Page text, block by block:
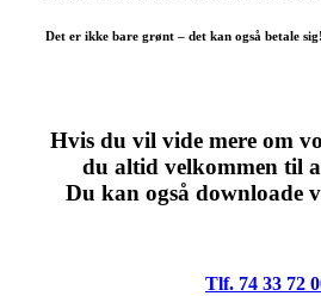
Det er ikke bare grønt – det kan også betale sig!
Hvis du vil vide mere om
du altid velkommen til
Du kan også downloade
Tlf. 74 33 72